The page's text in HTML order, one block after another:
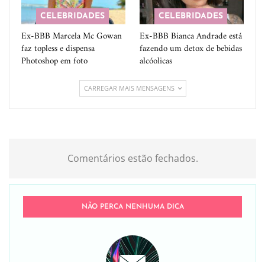
CELEBRIDADES
Ex-BBB Marcela Mc Gowan
faz topless e dispensa
Photoshop em foto
CELEBRIDADES
Ex-BBB Bianca Andrade está
fazendo um detox de bebidas
alcóolicas
CARREGAR MAIS MENSAGENS
Comentários estão fechados.
NÃO PERCA NENHUMA DICA